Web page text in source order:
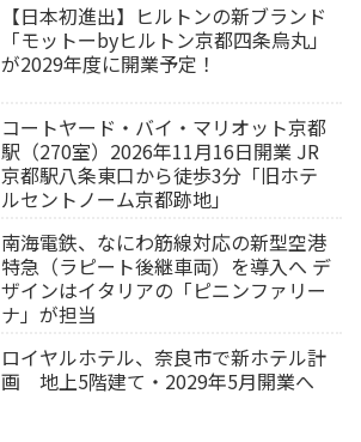
【日本初進出】ヒルトンの新ブランド
「モットーbyヒルトン京都四条烏丸」
が2029年度に開業予定！
コートヤード・バイ・マリオット京都
駅（270室）2026年11月16日開業 JR
京都駅八条東口から徒歩3分「旧ホテ
ルセントノーム京都跡地」
南海電鉄、なにわ筋線対応の新型空港
特急（ラピート後継車両）を導入へ デ
ザインはイタリアの「ピニンファリー
ナ」が担当
ロイヤルホテル、奈良市で新ホテル計
画 地上5階建て・2029年5月開業へ